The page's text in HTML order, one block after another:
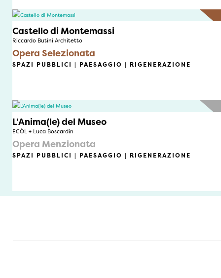
Castello di Montemassi
Riccardo Butini Architetto
Opera Selezionata
SPAZI PUBBLICI | PAESAGGIO | RIGENERAZIONE
L’Anima(le) del Museo
ECÒL + Luca Boscardin
Opera Menzionata
SPAZI PUBBLICI | PAESAGGIO | RIGENERAZIONE